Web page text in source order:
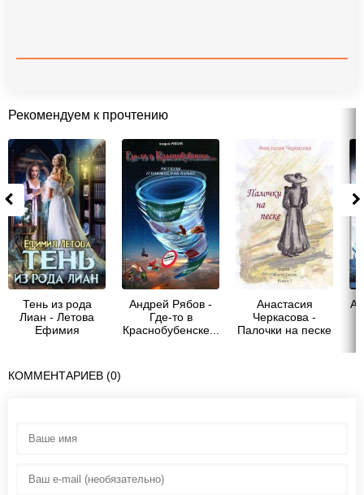
Рекомендуем к прочтению
Тень из рода
Лиан - Летова
Ефимия
Андрей Рябов -
Где-то в
Краснобубенске...
Анастасия
Черкасова -
Палочки на песке
КОММЕНТАРИЕВ (0)